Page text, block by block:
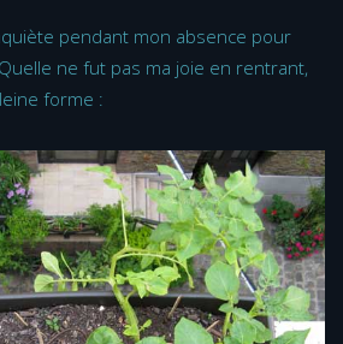
pendant mon absence pour
ne fut pas ma joie en rentrant,
forme :